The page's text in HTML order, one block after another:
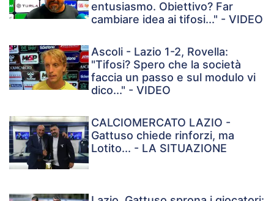
entusiasmo. Obiettivo? Far
cambiare idea ai tifosi..." - VIDEO
Ascoli - Lazio 1-2, Rovella:
"Tifosi? Spero che la società
faccia un passo e sul modulo vi
dico..." - VIDEO
CALCIOMERCATO LAZIO -
Gattuso chiede rinforzi, ma
Lotito... - LA SITUAZIONE